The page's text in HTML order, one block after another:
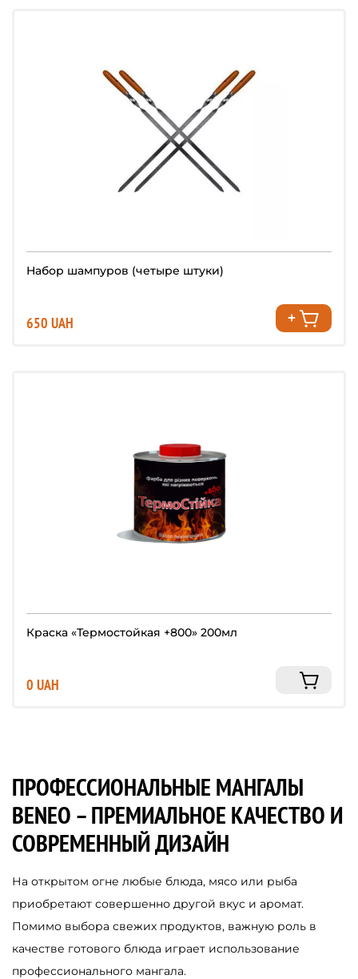
Набор шампуров (четыре штуки)
650 UAH
Краска «Термостойкая +800» 200мл
0 UAH
ПРОФЕССИОНАЛЬНЫЕ МАНГАЛЫ
BENEO – ПРЕМИАЛЬНОЕ КАЧЕСТВО И
СОВРЕМЕННЫЙ ДИЗАЙН
На открытом огне любые блюда, мясо или рыба
приобретают совершенно другой вкус и аромат.
Помимо выбора свежих продуктов, важную роль в
качестве готового блюда играет использование
профессионального мангала.